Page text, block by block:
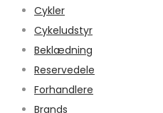
Cykler
Cykeludstyr
Beklædning
Reservedele
Forhandlere
Brands